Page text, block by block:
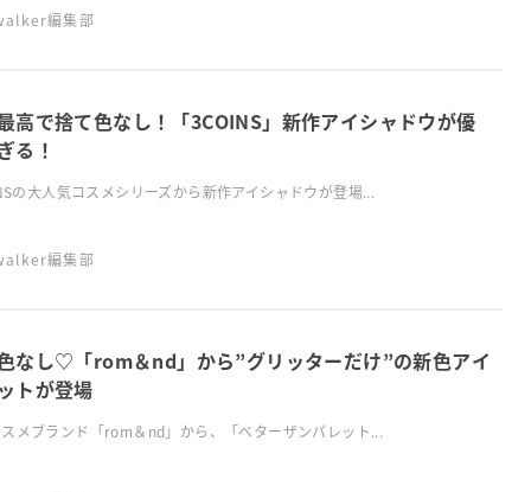
編集部
高で捨て色なし！「3COINS」新作アイシャドウが優
る！
の大人気コスメシリーズから新作アイシャドウが登場...
編集部
なし♡「rom＆nd」から”グリッターだけ”の新色アイ
トが登場
メブランド「rom＆nd」から、「ベターザンパレット...